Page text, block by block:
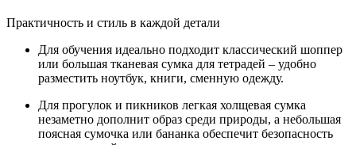
Практичность и стиль в каждой детали
Для обучения идеально подходит классический шоппер
или большая тканевая сумка для тетрадей – удобно
разместить ноутбук, книги, сменную одежду.
Для прогулок и пикников легкая холщевая сумка
незаметно дополнит образ среди природы, а небольшая
поясная сумочка или бананка обеспечит безопасность